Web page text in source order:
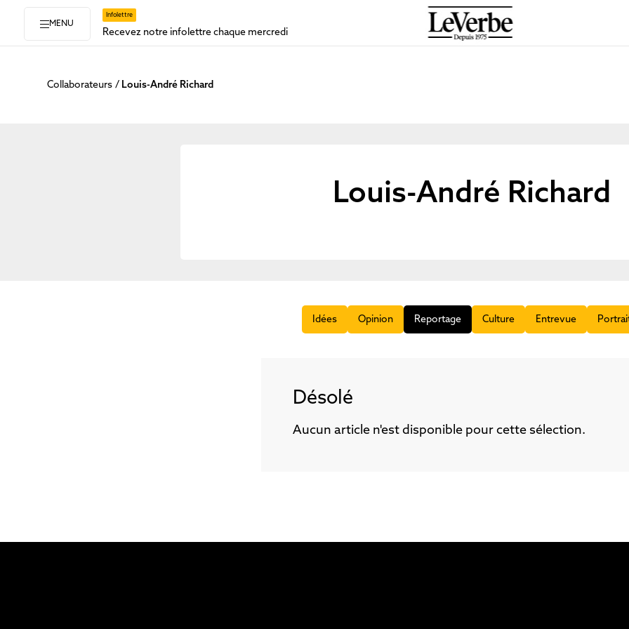
Infolettre
Recevez notre infolettre chaque mercredi
MENU
Collaborateurs Louis-André Richard
Louis-André Richard
Idées Opinion Reportage Culture Entrevue
Désolé
Aucun article n'est disponible pour cette sélection.